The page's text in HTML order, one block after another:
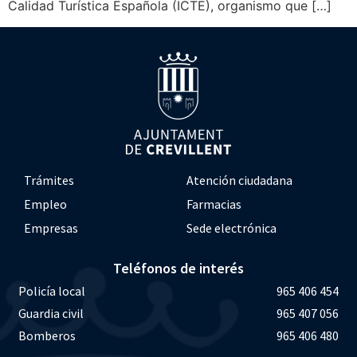
Calidad Turística Española (ICTE), organismo que […]
Trámites
Atención ciudadana
Empleo
Farmacias
Empresas
Sede electrónica
Teléfonos de interés
Policía local
965 406 454
Guardia civil
965 407 056
Bomberos
965 406 480